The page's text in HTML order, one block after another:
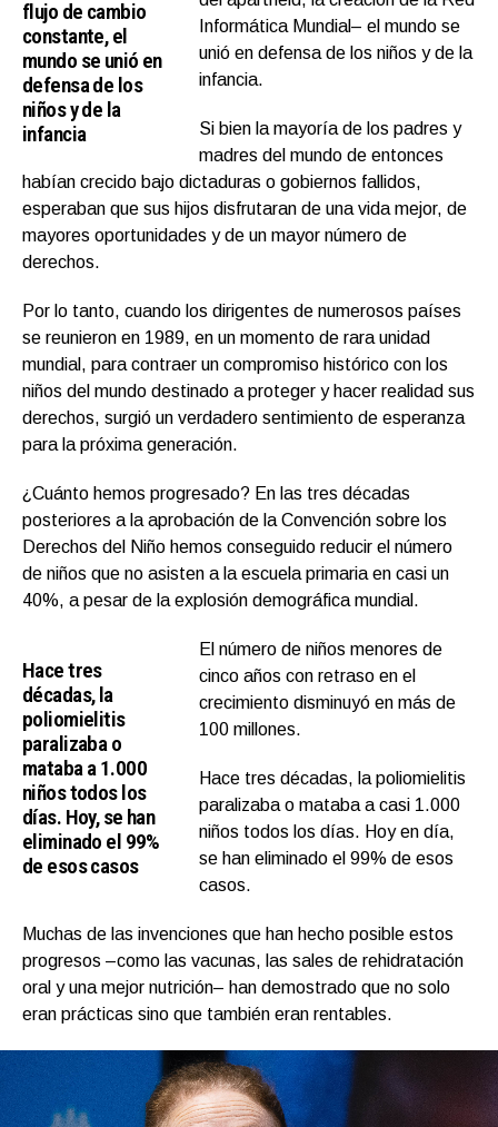
flujo de cambio
constante, el
mundo se unió en
defensa de los
niños y de la
infancia
Informática Mundial– el mundo se
unió en defensa de los niños y de la
infancia.
Si bien la mayoría de los padres y
madres del mundo de entonces
habían crecido bajo dictaduras o gobiernos fallidos,
esperaban que sus hijos disfrutaran de una vida mejor, de
mayores oportunidades y de un mayor número de
derechos.
Por lo tanto, cuando los dirigentes de numerosos países
se reunieron en 1989, en un momento de rara unidad
mundial, para contraer un compromiso histórico con los
niños del mundo destinado a proteger y hacer realidad sus
derechos, surgió un verdadero sentimiento de esperanza
para la próxima generación.
¿Cuánto hemos progresado? En las tres décadas
posteriores a la aprobación de la Convención sobre los
Derechos del Niño hemos conseguido reducir el número
de niños que no asisten a la escuela primaria en casi un
40%, a pesar de la explosión demográfica mundial.
Hace tres
décadas, la
poliomielitis
paralizaba o
mataba a 1.000
niños todos los
días. Hoy, se han
eliminado el 99%
de esos casos
El número de niños menores de
cinco años con retraso en el
crecimiento disminuyó en más de
100 millones.
Hace tres décadas, la poliomielitis
paralizaba o mataba a casi 1.000
niños todos los días. Hoy en día,
se han eliminado el 99% de esos
casos.
Muchas de las invenciones que han hecho posible estos
progresos –como las vacunas, las sales de rehidratación
oral y una mejor nutrición– han demostrado que no solo
eran prácticas sino que también eran rentables.